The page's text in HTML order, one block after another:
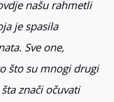
našu rahmetli
je spasila
Sve one,
što su mnogi drugi
znači očuvati